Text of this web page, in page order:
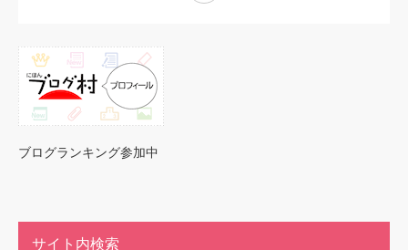
ブログランキング参加中
サイト内検索